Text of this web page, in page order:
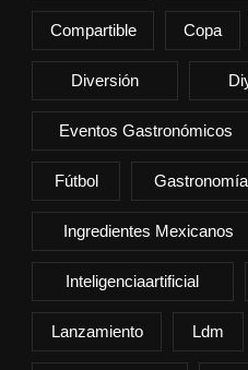
Compartible Copa
Diversión
Eventos Gastronómicos
Fútbol Gastronomía
Ingredientes Mexicanos
Inteligenciaartificial
Lanzamiento Ldm